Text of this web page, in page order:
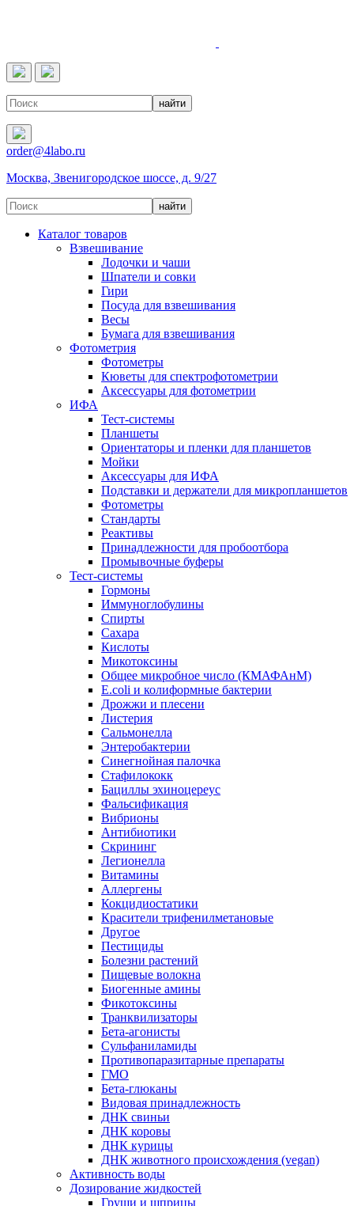
order@4labo.ru
Москва, Звенигородское шоссе, д. 9/27
Каталог товаров
Взвешивание
Лодочки и чаши
Шпатели и совки
Гири
Посуда для взвешивания
Весы
Бумага для взвешивания
Фотометрия
Фотометры
Кюветы для спектрофотометрии
Аксессуары для фотометрии
ИФА
Тест-системы
Планшеты
Ориентаторы и пленки для планшетов
Мойки
Аксессуары для ИФА
Подставки и держатели для микропланшетов
Фотометры
Стандарты
Реактивы
Принадлежности для пробоотбора
Промывочные буферы
Тест-системы
Гормоны
Иммуноглобулины
Спирты
Сахара
Кислоты
Микотоксины
Общее микробное число (КМАФАнМ)
E.coli и колиформные бактерии
Дрожжи и плесени
Листерия
Сальмонелла
Энтеробактерии
Синегнойная палочка
Стафилококк
Бациллы эхиноцереус
Фальсификация
Вибрионы
Антибиотики
Скрининг
Легионелла
Витамины
Аллергены
Кокцидиостатики
Красители трифенилметановые
Другое
Пестициды
Болезни растений
Пищевые волокна
Биогенные амины
Фикотоксины
Транквилизаторы
Бета-агонисты
Сульфаниламиды
Противопаразитарные препараты
ГМО
Бета-глюканы
Видовая принадлежность
ДНК свиньи
ДНК коровы
ДНК курицы
ДНК животного происхождения (vegan)
Активность воды
Дозирование жидкостей
Груши и шприцы